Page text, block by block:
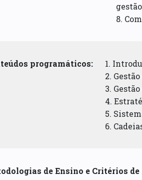
8.
programáticos:
1.
2.
3.
4.
5.
6.
de Ensino e Critérios